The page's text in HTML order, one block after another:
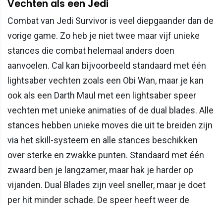
Vechten als een Jedi
Combat van Jedi Survivor is veel diepgaander dan de
vorige game. Zo heb je niet twee maar vijf unieke
stances die combat helemaal anders doen
aanvoelen. Cal kan bijvoorbeeld standaard met één
lightsaber vechten zoals een Obi Wan, maar je kan
ook als een Darth Maul met een lightsaber speer
vechten met unieke animaties of de dual blades. Alle
stances hebben unieke moves die uit te breiden zijn
via het skill-systeem en alle stances beschikken
over sterke en zwakke punten. Standaard met één
zwaard ben je langzamer, maar hak je harder op
vijanden. Dual Blades zijn veel sneller, maar je doet
per hit minder schade. De speer heeft weer de